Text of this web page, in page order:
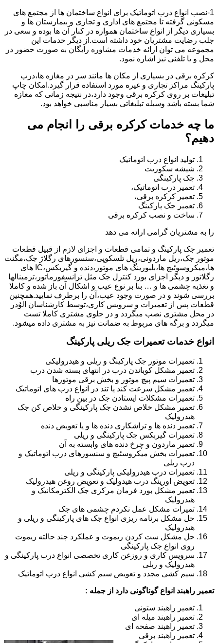
1-نصب انواع درب اتوماتیک برای انواع ساختمان ها از مجتمع های
مسکونی گرفته تا مجتمع های اداری و تجاری و بیمارستان ها و
بسیاری دیگر از انواع ساختمان همواره در کنار آن ها بوده و سعی در
جلب رضایت مشتریان خود داشته است.از دیگر خدمات این
مجموعه می توان ارائه خدمات مشاوره رایگان به صورت حضور در
محل و یا تلفنی نیز اشاره نمود.
کرکره برقی در بسیاری از مکان ها مانند سر در مغازه ها،درب
پارکینگ مراکز تجاری و غیره مورد استفاده قرار گیرد.امکان چاپ
تبلیغات بر روی کرکره برقی وجود دارد،در نتیجه زمانی که مغازه
شما بسته باشد وسیله تبلیغاتی بسیار مناسبی خواهد بود.
ما چه خدمات کرکره برقی را انجام می
دهیم؟
تولید انواع درب اتوماتیک
شیشه سکوریت
جک پارکینگی
تعمیر درب اتوماتیک،
تعمیر کرکره برقی،
تعمیر جک پارکینگ
ساخت و نصب کرکره برقی
را به مشتریان گرامی ارائه می دهد
تعمیر جک پارکینگ و تمامی قطعات و اجزای لازم از قبیل قطعات
موتور جک،ریل ماردونی،ریل تلسکوپی،سنسورهای رگلاژ جک،مگنت
ها،میکروسوئیچ ها،بلبورینگ های موتور،دنده و گیربکس،IC های
رگلاتور و دیگر اجزای بورد کنترل جک مثل ترانسفورماتور،ترمینالها
و تغذیه چشمی ها و … بنا بر نوع عیب و اشکال آن باز شده و کاملا
بررسی شوند و در صورت وجود عیب،آن را برطرف نمایید.همچنین
قطعات پس از تعمیرات و سرویس کاری،توسط کارشناسان الوُدر
در محل مشتری نصب میگردد و در جلوی مشتری کاملا تست
میگردد و برگه های مربوط به ضمانت نیز به مشتری داده میشود.
انواع خدمات تعمیرات جک ریلی پارکینگ
تعمیرات موتور جک پارکینگ و ریلی و هیدرولیکی
تعمیر مشکل کوباندن درب در انتهای بسته شدن درب
تعمیرات سیم پیچ موتور و بخش برقی موتورها
تعمیر مشکل سرعت کند یا تند در انواع درب های اتوماتیک
تعمیرات مشکلات ایستادن جک در بین راه
تعمیر مشکل خلاص نشدن جک پارکینگی و خلاص کن جک
هیدرولیک
تعمیر دنده ها و تراشکاری دنده ها و یا تعویض دنده
تعمیرات گیربکس جک پارکینگی و ریلی
تعمیر ماردون و چرخ دنده های وابسته به آن
تعمیرات بخش میکروسئیچ و سنسورهای درب اتوماتیک و
درب ریلی
تعمیرات درب هیدرولیکی پارکینگی و ریلی
تعویض اورینگ درب هیدولیک و تعویض روغن هیدرولیک
تعمیر مشکل بورد فرمان مرکزی جک الکترمکانیک و
هیدرولیک
تمیرات مشکل عمل نکردم چشمی های جک
حل مشکل برنامه ریزی انواع جک های پارکینگی و ریلی و
هیدرولیک
حل مشکل ست کردن ریموت و عملکرد چند حالته ریموت
روی انواع جک پارکینگی
سرویس کاری و روزغن کاری تخصصی انواع درب پارکینگی و
هیدرولیک و ریلی
سیم کشی مجدد و تعویض سیم کشی انواع درب اتوماتیک
تعمیر راهبند انواع گوناگونی دارد از جمله :
تعمیر راهبند ستونی
تعمیر راهبند میله ای
تعمیر راهبند صفحه ای
تعمیر راهبند برقی